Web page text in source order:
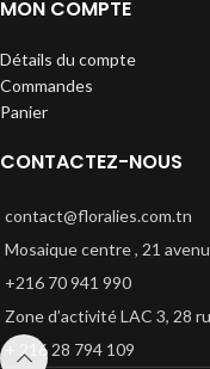
MON COMPTE
Détails du compte
Commandes
Panier
CONTACTEZ-NOUS
contact@floralies.com.tn
Mosaique centre , 21
+216 70 941 990
Zone d’activité LAC 3, 28
+ 216 28 794 109